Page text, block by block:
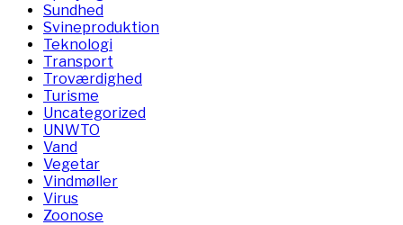
Sundhed
Svineproduktion
Teknologi
Transport
Troværdighed
Turisme
Uncategorized
UNWTO
Vand
Vegetar
Vindmøller
Virus
Zoonose